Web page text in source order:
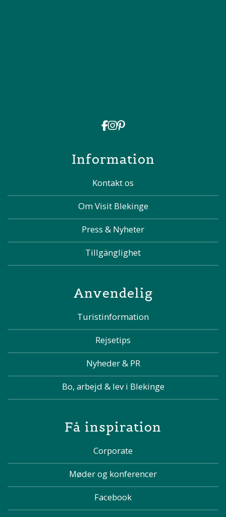
Information
Kontakt os
Om Visit Blekinge
Press & Nyheter
Tillgänglighet
Anvendelig
Turistinformation
Rejsetips
Nyheder & PR
Bo, arbejd & lev i Blekinge
Få inspiration
Corporate
Møder og konferencer
Facebook